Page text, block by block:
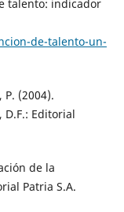
talento: indicador
de-talento-un-
(2004).
Editorial
de la
Patria S.A.